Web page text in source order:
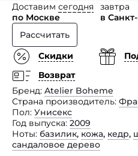
Доставим сегодня
по Москве
завтра
в
Рассчитать
Скидки
Возврат
Бренд Atelier Boheme
Страна производитель
Пол Унисекс
Год выпуска 2009
Ноты базилик, кожа, кедр,
сандаловое дерево